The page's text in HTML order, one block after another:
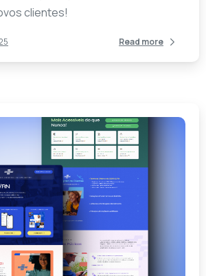
clientes!
Read more